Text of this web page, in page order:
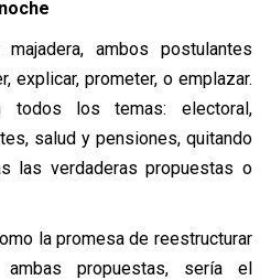
ambos postulantes
explicar, prometer, o emplazar.
todos los temas: electoral,
salud y pensiones, quitando
las verdaderas propuestas o
la promesa de reestructurar
propuestas, sería el